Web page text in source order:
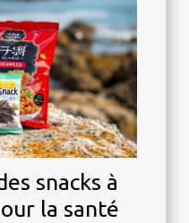
snacks à
la santé